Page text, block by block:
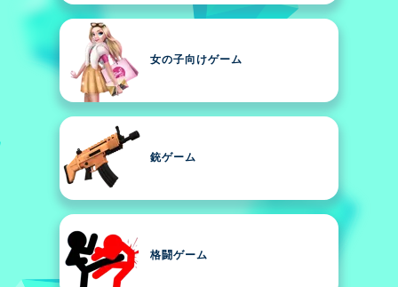
女の子向けゲーム
銃ゲーム
格闘ゲーム